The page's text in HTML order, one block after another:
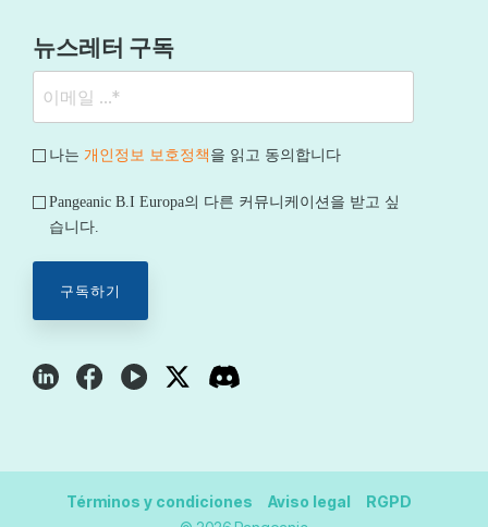
뉴스레터 구독
나는 개인정보 보호정책 을 읽고 동의합니다
Pangeanic B.I Europa의 다른 커뮤니케이션을 받고 싶
습니다.
Términos y condiciones Aviso legal RGPD